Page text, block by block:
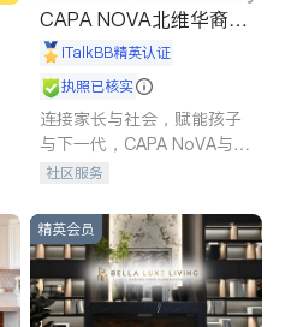
CAPA NOVA北维华裔家
长会iTalkBB精英认证
执照已核实
连接家长与社会，赋能孩子
与下一代，CAPA NoVA与您
携手建设包容、公平、充满
社区服务
精英会员